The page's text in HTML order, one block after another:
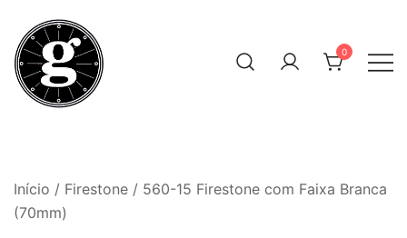
content
0
Início / Firestone / 560-15 Firestone com Faixa Branca
(70mm)